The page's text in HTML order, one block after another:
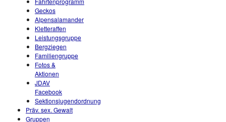
Geckos
Alpensalamander
Kletteraffen
Leistungsgruppe
Bergziegen
Familiengruppe
Fotos &
Aktionen
JDAV
Facebook
Sektionsjugendordnung
Präv. sex. Gewalt
Gruppen